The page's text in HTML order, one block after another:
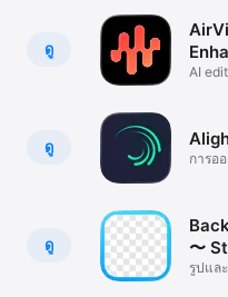
ดู
ดู
ดู
AI
การอ
〜
รูปแล